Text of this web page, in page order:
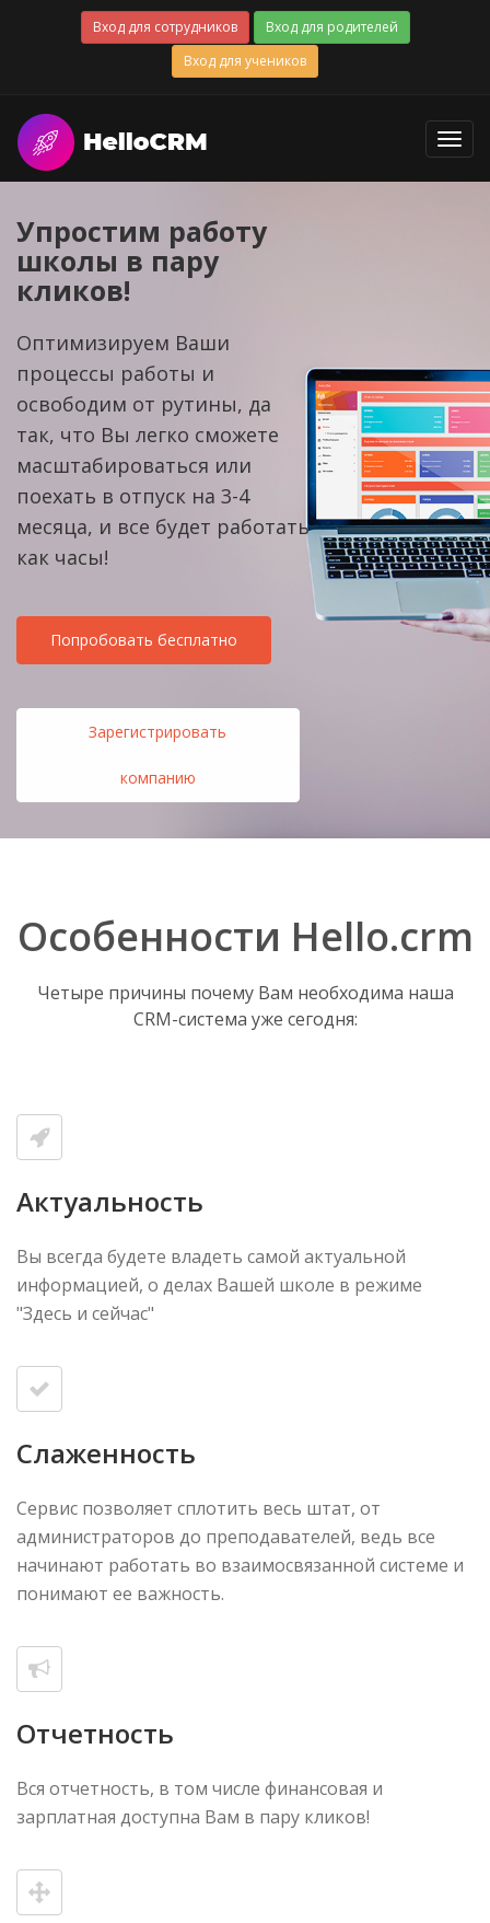
Вход для сотрудников
Вход для родителей
Вход для учеников
Упростим работу
школы в пару
кликов!
Оптимизируем Ваши
процессы работы и
освободим от рутины, да
так, что Вы легко сможете
масштабироваться или
поехать в отпуск на 3-4
месяца, и все будет работать
как часы!
Попробовать бесплатно
Зарегистрировать
компанию
Особенности Hello.crm
Четыре причины почему Вам необходима наша
CRM-система уже сегодня:
Актуальность
Вы всегда будете владеть самой актуальной
информацией, о делах Вашей школе в режиме
"Здесь и сейчас"
Слаженность
Сервис позволяет сплотить весь штат, от
администраторов до преподавателей, ведь все
начинают работать во взаимосвязанной системе и
понимают ее важность.
Отчетность
Вся отчетность, в том числе финансовая и
зарплатная доступна Вам в пару кликов!